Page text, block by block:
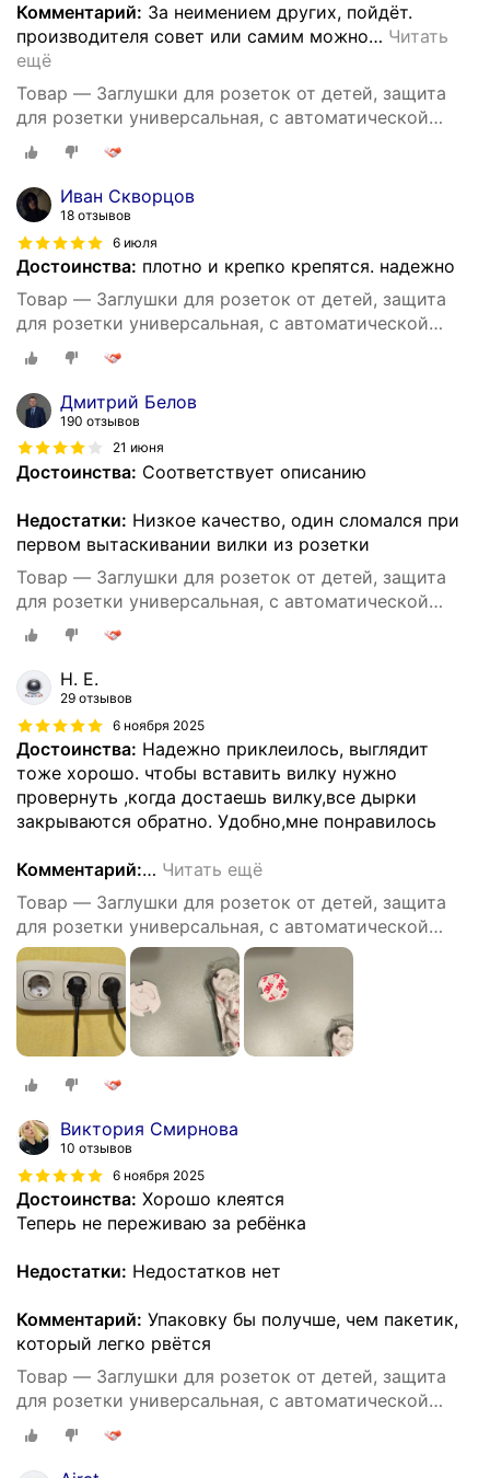
Комментарий: За неимением других, пойдёт.
производителя совет или самим можно… Читать
ещё
Товар — Заглушки для розеток от детей, защита
для розетки универсальная, с автоматической
блокировкой, 10 штук
Иван Скворцов
18 отзывов
6 июля
Достоинства: плотно и крепко крепятся. надежно
Товар — Заглушки для розеток от детей, защита
для розетки универсальная, с автоматической
блокировкой, 10 штук
Дмитрий Белов
190 отзывов
21 июня
Достоинства: Соответствует описанию
Недостатки: Низкое качество, один сломался при
первом вытаскивании вилки из розетки
Товар — Заглушки для розеток от детей, защита
для розетки универсальная, с автоматической
блокировкой, 10 штук
Н. Е.
29 отзывов
6 ноября 2025
Достоинства: Надежно приклеилось, выглядит
тоже хорошо. чтобы вставить вилку нужно
провернуть ,когда достаешь вилку,все дырки
закрываются обратно. Удобно,мне понравилось
Комментарий:… Читать ещё
Товар — Заглушки для розеток от детей, защита
для розетки универсальная, с автоматической
блокировкой, 10 штук
Виктория Смирнова
10 отзывов
6 ноября 2025
Достоинства: Хорошо клеятся
Теперь не переживаю за ребёнка
Недостатки: Недостатков нет
Комментарий: Упаковку бы получше, чем пакетик,
который легко рвётся
Товар — Заглушки для розеток от детей, защита
для розетки универсальная, с автоматической
блокировкой, 10 штук